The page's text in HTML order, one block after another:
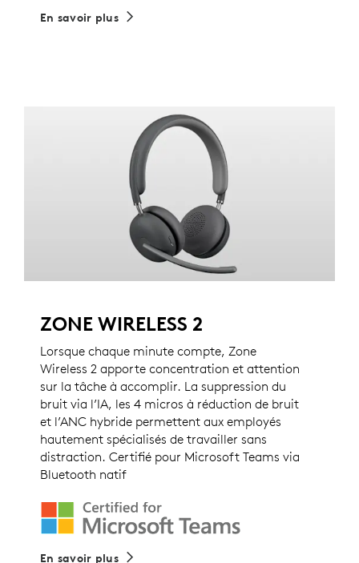
En savoir plus
ZONE WIRELESS 2
Lorsque chaque minute compte, Zone
Wireless 2 apporte concentration et attention
sur la tâche à accomplir. La suppression du
bruit via l’IA, les 4 micros à réduction de bruit
et l’ANC hybride permettent aux employés
hautement spécialisés de travailler sans
distraction. Certifié pour Microsoft Teams via
Bluetooth natif
En savoir plus